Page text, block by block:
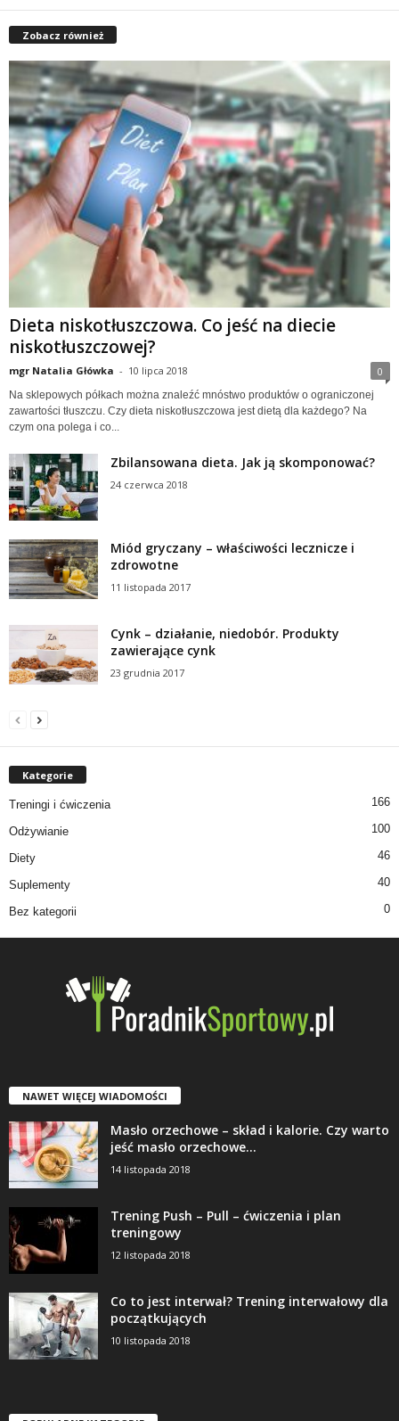
Zobacz również
Dieta niskotłuszczowa. Co jeść na diecie
niskotłuszczowej?
mgr Natalia Główka - 10 lipca 2018 0
Na sklepowych półkach można znaleźć mnóstwo produktów o ograniczonej
zawartości tłuszczu. Czy dieta niskotłuszczowa jest dietą dla każdego? Na
czym ona polega i co...
Zbilansowana dieta. Jak ją skomponować?
24 czerwca 2018
Miód gryczany – właściwości lecznicze i
zdrowotne
11 listopada 2017
Cynk – działanie, niedobór. Produkty
zawierające cynk
23 grudnia 2017
Kategorie
Treningi i ćwiczenia 166
Odżywianie 100
Diety 46
Suplementy 40
Bez kategorii 0
NAWET WIĘCEJ WIADOMOŚCI
Masło orzechowe – skład i kalorie. Czy warto
jeść masło orzechowe...
14 listopada 2018
Trening Push – Pull – ćwiczenia i plan
treningowy
12 listopada 2018
Co to jest interwał? Trening interwałowy dla
początkujących
10 listopada 2018